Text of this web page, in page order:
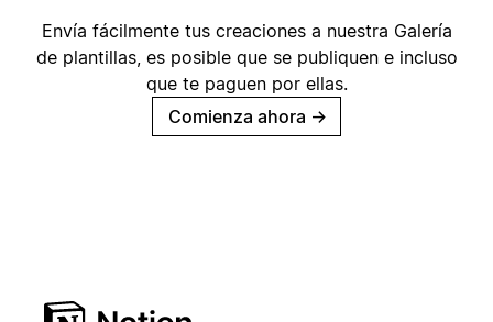
Envía fácilmente tus creaciones a nuestra Galería
de plantillas, es posible que se publiquen e incluso
que te paguen por ellas.
Comienza ahora →